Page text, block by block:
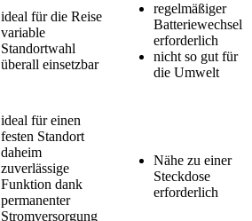
ideal für die Reise
variable
Standortwahl
überall einsetzbar
regelmäßiger
Batteriewechsel
erforderlich
nicht so gut für
die Umwelt
ideal für einen
festen Standort
daheim
zuverlässige
Funktion dank
permanenter
Stromversorgung
Nähe zu einer
Steckdose
erforderlich